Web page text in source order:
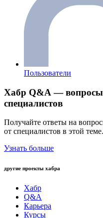
Пользователи
Хабр Q&A — вопросы
специалистов
Получайте ответы на
от специалистов в этой теме.
Узнать больше
другие проекты хабра
Хабр
Q&A
Карьера
Курсы